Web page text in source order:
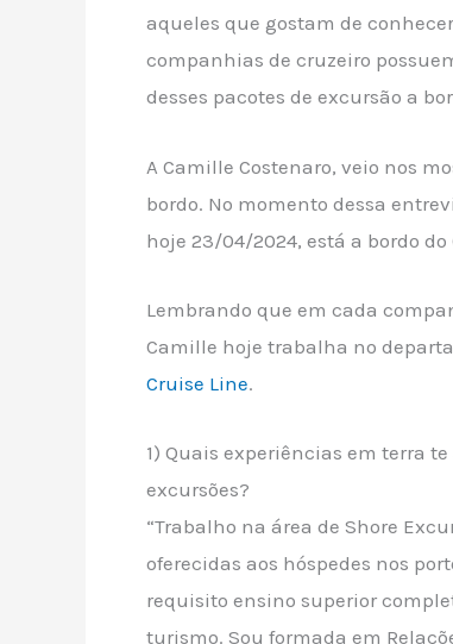
aqueles que gostam de
companhias de cruzeiro
desses pacotes de excursão a
A Camille Costenaro, veio nos
bordo. No momento dessa
hoje 23/04/2024, está a bordo
Lembrando que em cada
Camille hoje trabalha no
Cruise Line.
1) Quais experiências em terra
excursões?
“Trabalho na área de Shore
oferecidas aos hóspedes nos
requisito ensino superior
turismo. Sou formada em